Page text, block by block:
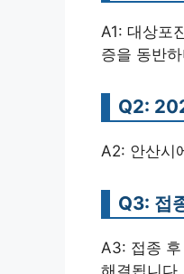
A1: 대상포
증을 동반
Q2:
A2: 안산시
Q3: 접
A3: 접종 후
해결됩니다.